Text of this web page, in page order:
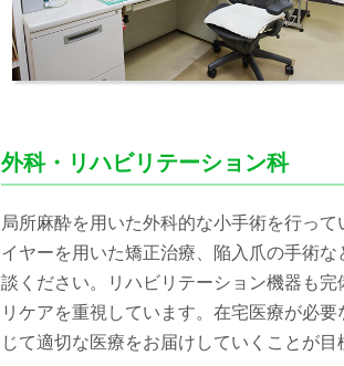
外科・リハビリテーション科
局所麻酔を用いた外科的な小手術を行っ
イヤーを用いた矯正治療、陥入爪の手術
談ください。リハビリテーション機器も
リケアを重視しています。在宅医療が必
じて適切な医療をお届けしていくことが目